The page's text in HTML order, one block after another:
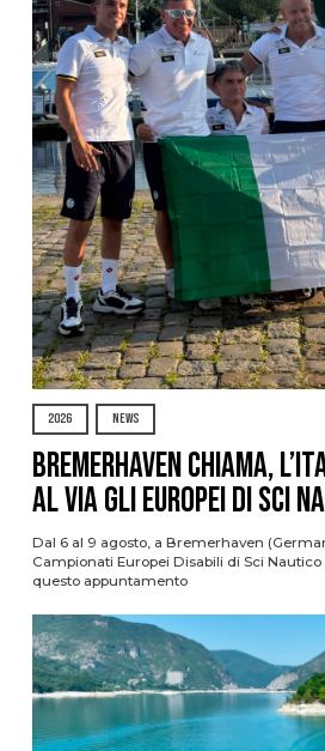
2026 NEWS
Bremerhaven chiama,
al via gli Europei di Sci
Dal 6 al 9 agosto, a Bremerhaven
Campionati Europei Disabili di Sci Nautico
questo appuntamento